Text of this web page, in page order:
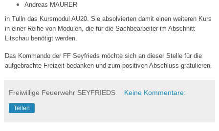
Andreas MAURER
in Tulln das Kursmodul AU20. Sie absolvierten damit einen weiteren Kurs
in einer Reihe von Modulen, die für die Sachbearbeiter im Abschnitt
Litschau benötigt werden.
Das Kommando der FF Seyfrieds möchte sich an dieser Stelle für die
aufgebrachte Freizeit bedanken und zum positiven Abschluss gratulieren.
Freiwillige Feuerwehr SEYFRIEDS Keine Kommentare:
Teilen